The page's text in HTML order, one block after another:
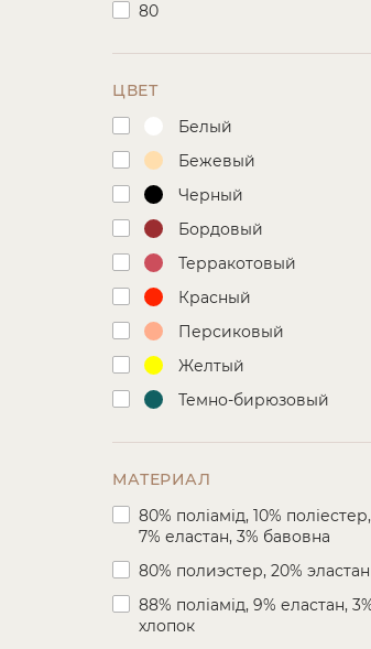
80
85В
90
90-95
90В
95
95В
100
105
120
ЦВЕТ
Белый
Бежевый
Черный
Бордовый
Терракотовый
Красный
Персиковый
Желтый
Темно-бирюзовый
Голубой
Синий
Темно-синий
МАТЕРИАЛ
80% поліамід, 10% поліестер,
7% еластан, 3% бавовна
80% полиэстер, 20% эластан
88% поліамід, 9% еластан,
хлопок